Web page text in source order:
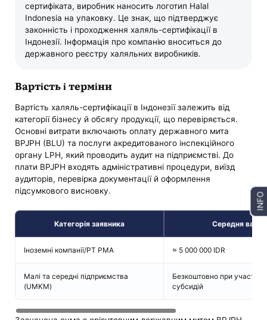
сертифіката, виробник наносить логотип Halal
Indonesia на упаковку. Це знак, що підтверджує
законність і проходження халяль-сертифікації в
Індонезії. Інформація про компанію вноситься до
державного реєстру халяльних виробників.
Вартість і терміни
Вартість халяль-сертифікації в Індонезії залежить від
категорії бізнесу й обсягу продукції, що перевіряється.
Основні витрати включають оплату державного мита
BPJPH (BLU) та послуги акредитованого інспекційного
органу LPH, який проводить аудит на підприємстві. До
плати BPJPH входять адміністративні процедури, виїзд
аудиторів, перевірка документації й оформлення
підсумкового висновку.
Категорія заявника Середня
Іноземні компанії/PT PMA ≈ 5 000 000 IDR
Малі та середні підприємства
(UMKM)
Безкоштовно при участі в
субсидій
INFO